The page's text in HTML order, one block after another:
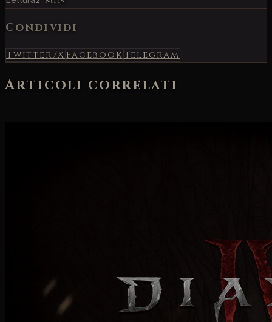
Condividi
Twitter/X Facebook Telegram
Articoli correlati